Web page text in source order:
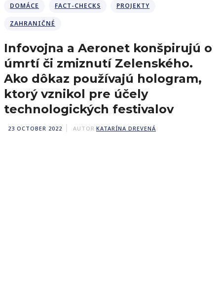
DOMÁCE FACT-CHECKS PROJEKTY
ZAHRANIČNÉ
Infovojna a Aeronet konšpirujú o
úmrtí či zmiznutí Zelenského.
Ako dôkaz používajú hologram,
ktorý vznikol pre účely
technologických festivalov
23 OCTOBER 2022 AUTOR KATARÍNA DREVENÁ